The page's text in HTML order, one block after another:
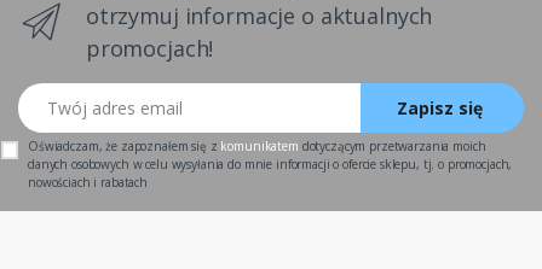
otrzymuj informacje o aktualnych
promocjach!
Twój adres email
Zapisz się
Oświadczam, że zapoznałem się z komunikatem dotyczącym przetwarzania moich
danych osobowych w celu wysyłania do mnie informacji o ofercie sklepu, tj. o promocjach,
nowościach i rabatach